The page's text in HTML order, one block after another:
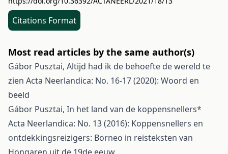
Citations Format
Most read articles by the same author(s)
Gábor Pusztai, Altijd had ik de behoefte de wereld te
zien Acta Neerlandica: No. 16-17 (2020): Woord en
beeld
Gábor Pusztai, In het land van de koppensnellers*
Acta Neerlandica: No. 13 (2016): Koppensnellers en
ontdekkingsreizigers: Borneo in reisteksten van